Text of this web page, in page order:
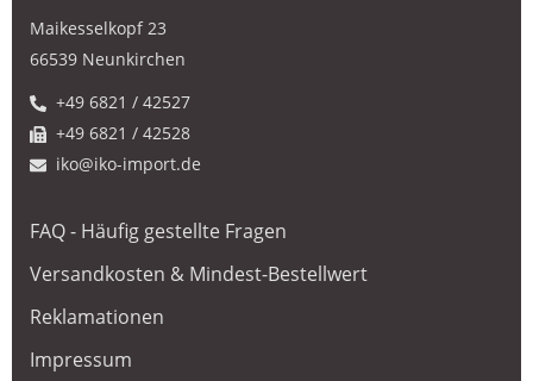
Maikesselkopf 23
66539 Neunkirchen
+49 6821 / 42527
+49 6821 / 42528
iko@iko-import.de
FAQ - Häufig gestellte Fragen
Versandkosten & Mindest-Bestellwert
Reklamationen
Impressum